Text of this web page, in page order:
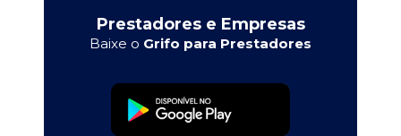
Prestadores e Empresas
Baixe o Grifo para Prestadores